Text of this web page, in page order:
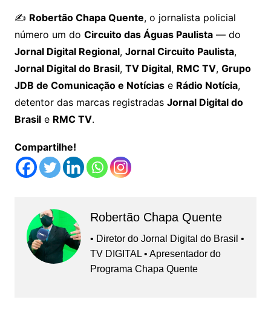
✍️ Robertão Chapa Quente, o jornalista policial
número um do Circuito das Águas Paulista— do
Jornal Digital Regional, Jornal Circuito Paulista,
Jornal Digital do Brasil, TV Digital, RMC TV, Grupo
JDB de Comunicação e Notíciase Rádio Notícia,
detentor das marcas registradas Jornal Digital do
Brasile RMC TV.
Compartilhe!
Robertão Chapa Quente
• Diretor do Jornal Digital do Brasil •
TV DIGITAL • Apresentador do
Programa Chapa Quente